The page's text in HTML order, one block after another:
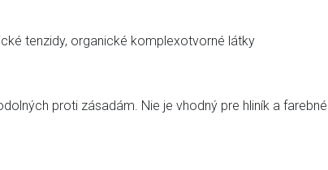
tenzidy, organické komplexotvorné látky
proti zásadám. Nie je vhodný pre hliník a